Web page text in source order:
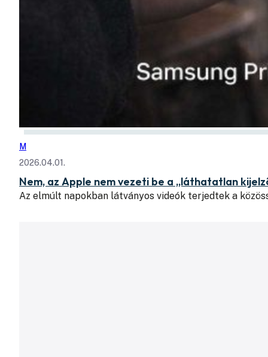
M
2026.04.01.
Nem, az Apple nem vezeti be a „láthatatlan
Az elmúlt napokban látványos videók terjedtek a